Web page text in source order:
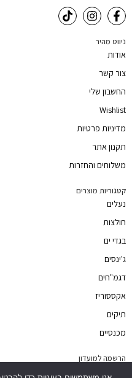
ניווט מהיר
אודות
צור קשר
החשבון שלי
Wishlist
מדיניות פרטיות
תקנון אתר
משלוחים והחזרות
קטגוריות מוצרים
נעלים
חולצות
בגדי ים
ג'ינסים
דגמ"חים
אקססוריז
תיקים
מכנסיים
הרשמה למועדון